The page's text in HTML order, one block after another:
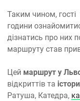
Таким чином,
години
дізнатись про них
маршруту став
Цей маршрут у
відкриттів та
Ратуша, Катедра,